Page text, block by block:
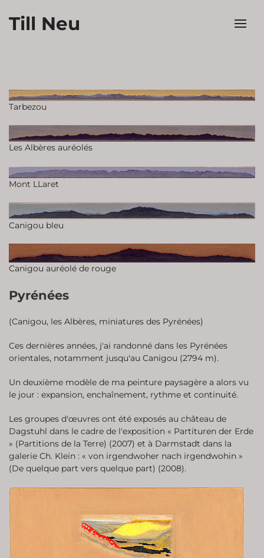
Till Neu
Tarbezou
Les Albères auréolés
Mont LLaret
Canigou bleu
Canigou auréolé de rouge
Pyrénées
(Canigou, les Albères, miniatures des Pyrénées)
Ces dernières années, j'ai randonné dans les Pyrénées
orientales, notamment jusqu'au Canigou (2794 m).
Un deuxième modèle de ma peinture paysagère a alors vu
le jour : expansion, enchaînement, rythme et continuité.
Les groupes d'œuvres ont été exposés au château de
Dagstuhl dans le cadre de l'exposition « Partituren der Erde
» (Partitions de la Terre) (2007) et à Darmstadt dans la
galerie Ch. Klein : « von irgendwoher nach irgendwohin »
(De quelque part vers quelque part) (2008).